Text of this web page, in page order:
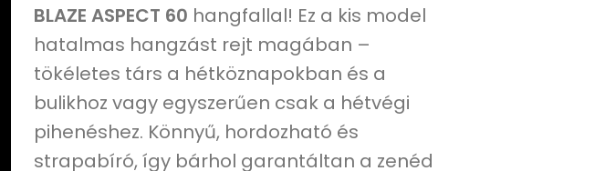
BLAZE ASPECT 60 hangfallal! Ez a kis model
hatalmas hangzást rejt magában –
tökéletes társ a hétköznapokban és a
bulikhoz vagy egyszerűen csak a hétvégi
pihenéshez. Könnyű, hordozható és
strapabíró, így bárhol garantáltan a zenéd